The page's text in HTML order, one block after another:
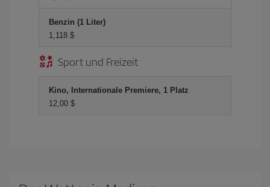
Benzin (1 Liter)
1,118 $
Sport und Freizeit
Kino, Internationale Premiere, 1 Platz
12,00 $